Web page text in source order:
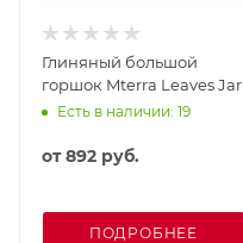
Глиняный большой
горшок Mterra Leaves Jar
Есть в наличии: 19
от892 руб.
ПОДРОБНЕЕ